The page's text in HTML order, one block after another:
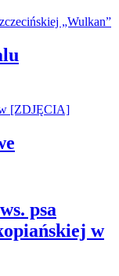
psa
w